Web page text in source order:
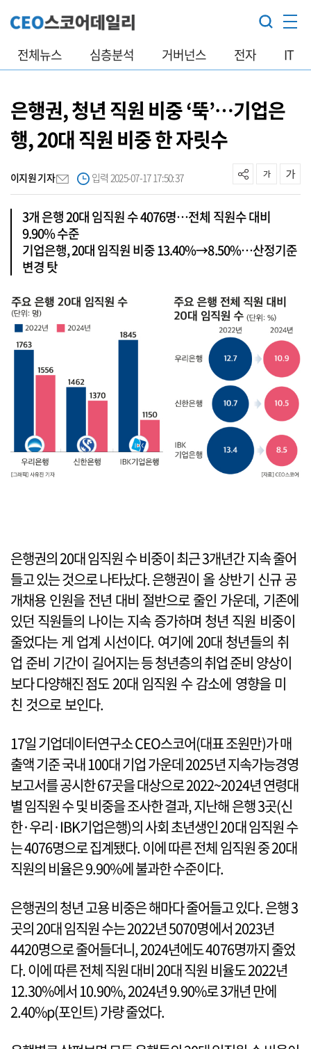
전체뉴스 심층분석 거버넌스 전자 IT
은행권, 청년 직원 비중 ‘뚝’…기업은
행, 20대 직원 비중 한 자릿수
이지원 기자 입력 2025-07-17 17:50:37
3개 은행 20대 임직원 수 4076명…전체 직원수 대비
9.90% 수준
기업은행, 20대 임직원 비중 13.40%→8.50%…산정기준
변경 탓
은행권의 20대 임직원 수 비중이 최근 3개년간 지속 줄어
들고 있는 것으로 나타났다. 은행권이 올 상반기 신규 공
개채용 인원을 전년 대비 절반으로 줄인 가운데, 기존에
있던 직원들의 나이는 지속 증가하며 청년 직원 비중이
줄었다는 게 업계 시선이다. 여기에 20대 청년들의 취
업 준비 기간이 길어지는 등 청년층의 취업 준비 양상이
보다 다양해진 점도 20대 임직원 수 감소에 영향을 미
친 것으로 보인다.
17일 기업데이터연구소 CEO스코어(대표 조원만)가 매
출액 기준 국내 100대 기업 가운데 2025년 지속가능경영
보고서를 공시한 67곳을 대상으로 2022~2024년 연령대
별 임직원 수 및 비중을 조사한 결과, 지난해 은행 3곳(신
한·우리·IBK기업은행)의 사회 초년생인 20대 임직원 수
는 4076명으로 집계됐다. 이에 따른 전체 임직원 중 20대
직원의 비율은 9.90%에 불과한 수준이다.
은행권의 청년 고용 비중은 해마다 줄어들고 있다. 은행 3
곳의 20대 임직원 수는 2022년 5070명에서 2023년
4420명으로 줄어들더니, 2024년에도 4076명까지 줄었
다. 이에 따른 전체 직원 대비 20대 직원 비율도 2022년
12.30%에서 10.90%, 2024년 9.90%로 3개년 만에
2.40%p(포인트) 가량 줄었다.